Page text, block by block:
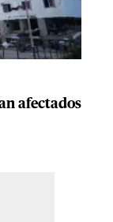
afectados